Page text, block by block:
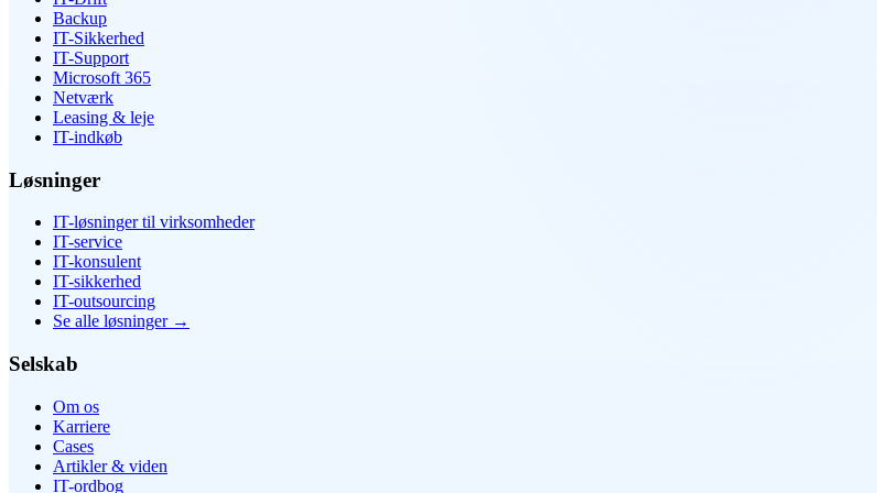
Backup
IT-Sikkerhed
IT-Support
Microsoft 365
Netværk
Leasing & leje
IT-indkøb
Løsninger
IT-løsninger til virksomheder
IT-service
IT-konsulent
IT-sikkerhed
IT-outsourcing
Se alle løsninger→
Selskab
Om os
Karriere
Cases
Artikler & viden
IT-ordbog